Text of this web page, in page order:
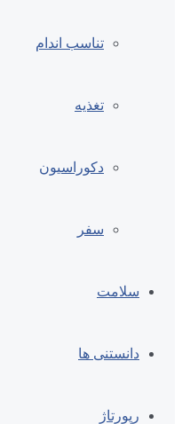
تناسب اندام
تغذیه
دکوراسیون
سفر
سلامت
دانستنی ها
رپورتاژ